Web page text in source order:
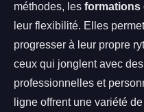
méthodes, les formations
leur flexibilité. Elles
progresser à leur propre
ceux qui jonglent avec
professionnelles et
ligne offrent une variété